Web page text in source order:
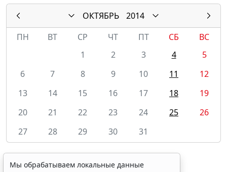
ОКТЯБРЬ
2014
ПН
ВТ СР ЧТ ПТ СБ
ВС
1
2 3 4
5
6
7 8 9 10 11
12
13
14 15 16 17 18
19
20
21 22 23 24 25
26
27
28 29 30 31
Мы обрабатываем локальные данные